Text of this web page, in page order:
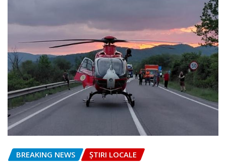
BREAKING NEWS ȘTIRI LOCALE